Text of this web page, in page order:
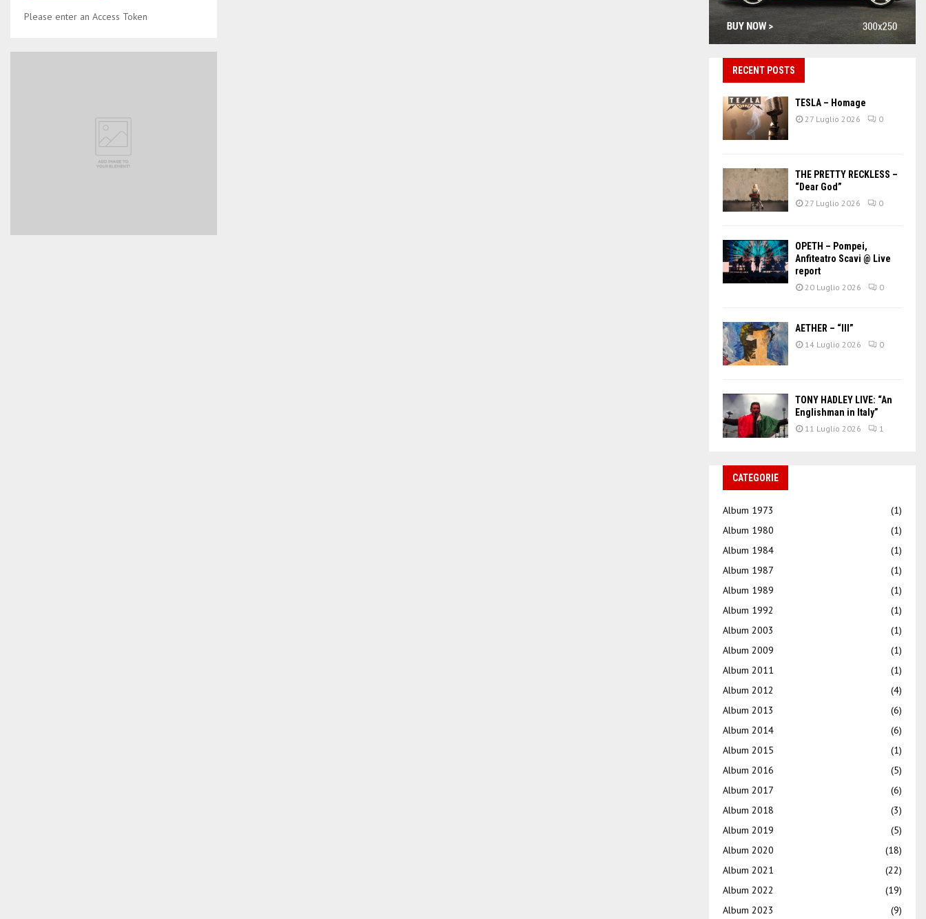
Please enter an Access Token
RECENT POSTS
TESLA – Homage
27 Luglio 2026 0
THE PRETTY RECKLESS –
“Dear God”
27 Luglio 2026 0
OPETH – Pompei,
Anfiteatro Scavi @ Live
report
20 Luglio 2026 0
AETHER – “III”
14 Luglio 2026 0
TONY HADLEY LIVE: “An
Englishman in Italy”
11 Luglio 2026 1
CATEGORIE
Album 1973
(1)
Album 1980
(1)
Album 1984
(1)
Album 1987
(1)
Album 1989
(1)
Album 1992
(1)
Album 2003
(1)
Album 2009
(1)
Album 2011
(1)
Album 2012
(4)
Album 2013
(6)
Album 2014
(6)
Album 2015
(1)
Album 2016
(5)
Album 2017
(6)
Album 2018
(3)
Album 2019
(5)
Album 2020
(18)
Album 2021
(22)
Album 2022
(19)
Album 2023
(9)